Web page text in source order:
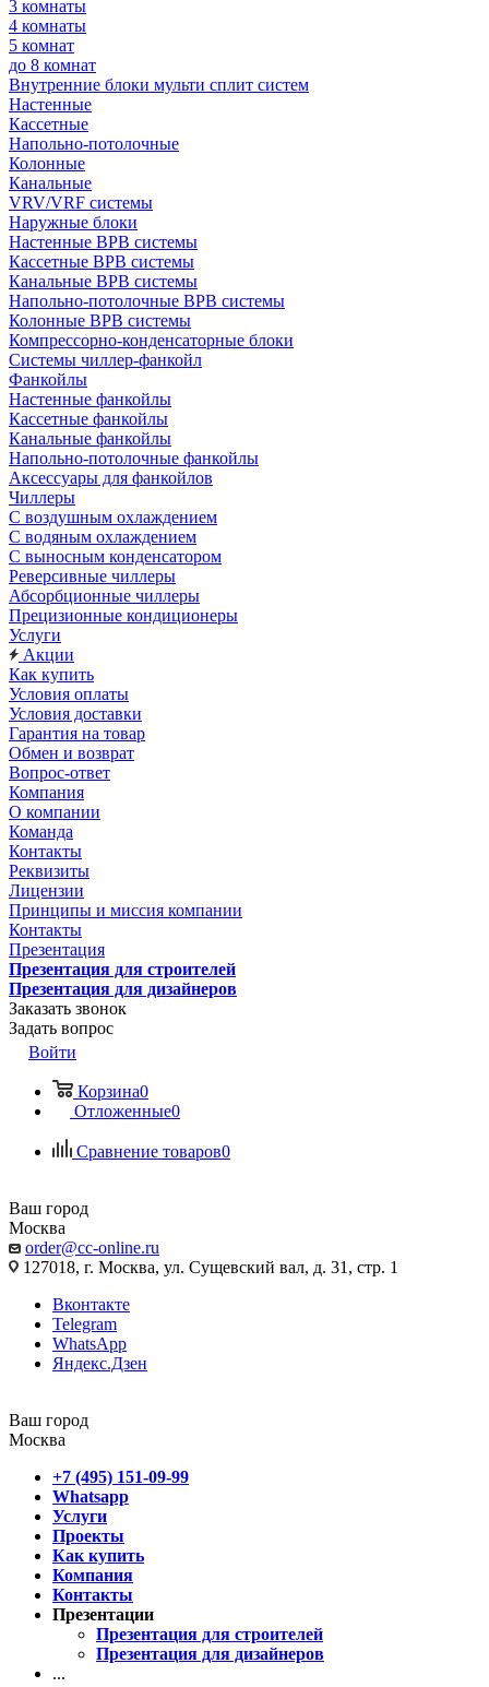
3 комнаты
4 комнаты
5 комнат
до 8 комнат
Внутренние блоки мульти сплит систем
Настенные
Кассетные
Напольно-потолочные
Колонные
Канальные
VRV/VRF системы
Наружные блоки
Настенные ВРВ системы
Кассетные ВРВ системы
Канальные ВРВ системы
Напольно-потолочные ВРВ системы
Колонные ВРВ системы
Компрессорно-конденсаторные блоки
Системы чиллер-фанкойл
Фанкойлы
Настенные фанкойлы
Кассетные фанкойлы
Канальные фанкойлы
Напольно-потолочные фанкойлы
Аксессуары для фанкойлов
Чиллеры
С воздушным охлаждением
С водяным охлаждением
С выносным конденсатором
Реверсивные чиллеры
Абсорбционные чиллеры
Прецизионные кондиционеры
Услуги
Акции
Как купить
Условия оплаты
Условия доставки
Гарантия на товар
Обмен и возврат
Вопрос-ответ
Компания
О компании
Команда
Контакты
Реквизиты
Лицензии
Принципы и миссия компании
Контакты
Презентация
Презентация для строителей
Презентация для дизайнеров
Заказать звонок
Задать вопрос
Войти
Корзина0
Отложенные0
Сравнение товаров0
Ваш город
Москва
order@cc-online.ru
127018, г. Москва, ул. Сущевский вал, д. 31, стр. 1
Вконтакте
Telegram
WhatsApp
Яндекс.Дзен
Ваш город
Москва
+7 (495) 151-09-99
Whatsapp
Услуги
Проекты
Как купить
Компания
Контакты
Презентации
Презентация для строителей
Презентация для дизайнеров
...